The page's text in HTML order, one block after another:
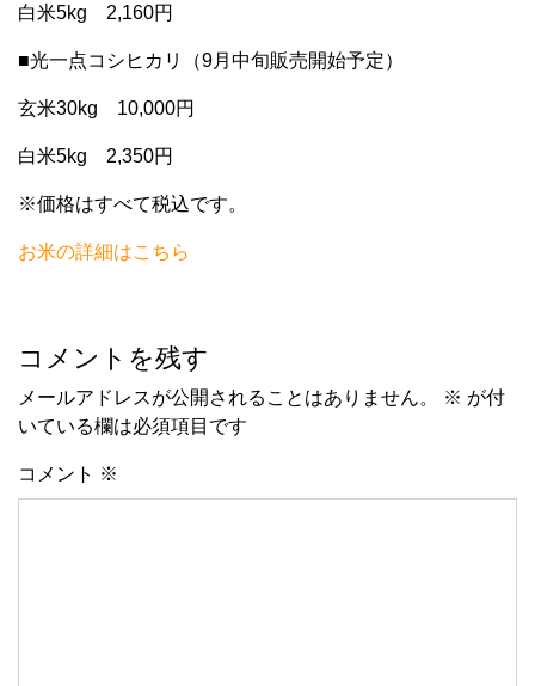
白米5kg 2,160円
■光一点コシヒカリ（9月中旬販売開始予定）
玄米30kg 10,000円
白米5kg 2,350円
※価格はすべて税込です。
お米の詳細はこちら
コメントを残す
メールアドレスが公開されることはありません。 ※ が付
いている欄は必須項目です
コメント ※